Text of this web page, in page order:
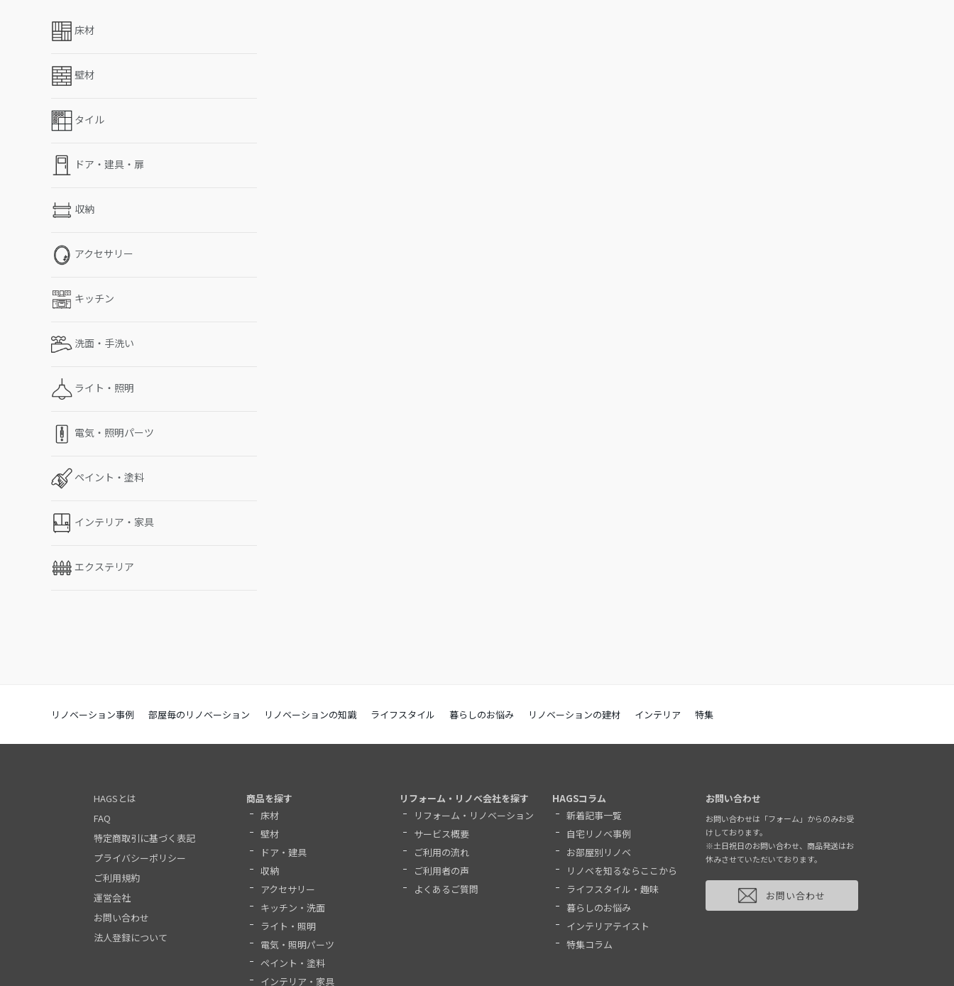
床材
壁材
タイル
ドア・建具・扉
収納
アクセサリー
キッチン
洗面・手洗い
ライト・照明
電気・照明パーツ
ペイント・塗料
インテリア・家具
エクステリア
リノベーション事例 部屋毎のリノベーション リノベーションの知識 ライフスタイル 暮らしのお悩み リノベーションの建材 インテリア 特集
HAGSとは
FAQ
特定商取引に基づく表記
プライバシーポリシー
ご利用規約
運営会社
お問い合わせ
法人登録について
商品を探す
床材
壁材
ドア・建具
収納
アクセサリー
キッチン・洗面
ライト・照明
電気・照明パーツ
ペイント・塗料
インテリア・家具
リフォーム・リノベ会社を探す
リフォーム・リノベーション
サービス概要
ご利用の流れ
ご利用者の声
よくあるご質問
HAGSコラム
新着記事一覧
自宅リノベ事例
お部屋別リノベ
リノベを知るならここから
ライフスタイル・趣味
暮らしのお悩み
インテリアテイスト
特集コラム
お問い合わせ
お問い合わせは「フォーム」からのみお受
けしております。
※土日祝日のお問い合わせ、商品発送はお
休みさせていただいております。
お問い合わせ